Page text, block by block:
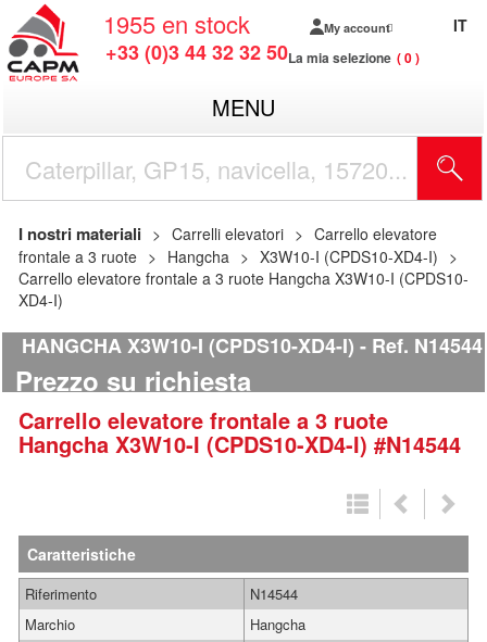
1955 en stock
+33 (0)3 44 32 32 50
My account
La mia selezione 0
IT
MENU
I nostri materiali Carrelli elevatori
Carrello elevatore
frontale a 3 ruote
Hangcha
X3W10-I (CPDS10-XD4-I)
Carrello elevatore frontale a 3 ruote Hangcha X3W10-I (CPDS10-
XD4-I)
HANGCHA X3W10-I (CPDS10-XD4-I) Ref. N14544
Prezzo su richiesta
Carrello elevatore frontale a 3 ruote
Hangcha X3W10-I (CPDS10-XD4-I) #N14544
Caratteristiche
Riferimento
N14544
Marchio
Hangcha